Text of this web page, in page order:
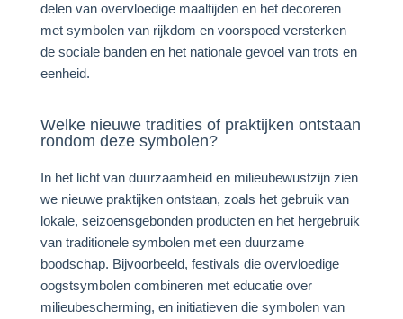
delen van overvloedige maaltijden en het decoreren
met symbolen van rijkdom en voorspoed versterken
de sociale banden en het nationale gevoel van trots en
eenheid.
Welke nieuwe tradities of praktijken ontstaan
rondom deze symbolen?
In het licht van duurzaamheid en milieubewustzijn zien
we nieuwe praktijken ontstaan, zoals het gebruik van
lokale, seizoensgebonden producten en het hergebruik
van traditionele symbolen met een duurzame
boodschap. Bijvoorbeeld, festivals die overvloedige
oogstsymbolen combineren met educatie over
milieubescherming, en initiatieven die symbolen van